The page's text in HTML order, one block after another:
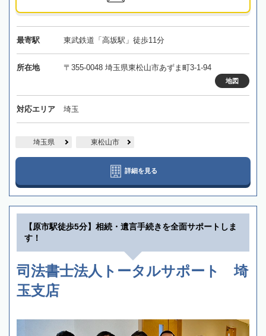
最寄駅 東武鉄道「高坂駅」徒歩11分
所在地 〒355-0048 埼玉県東松山市あずま町3-1-94
地図
対応エリア 埼玉
埼玉県 東松山市
詳細を見る
【原市駅徒歩5分】相続・遺言手続きを全面サポートしま
す！
司法書士法人トータルサポート 埼
玉支店